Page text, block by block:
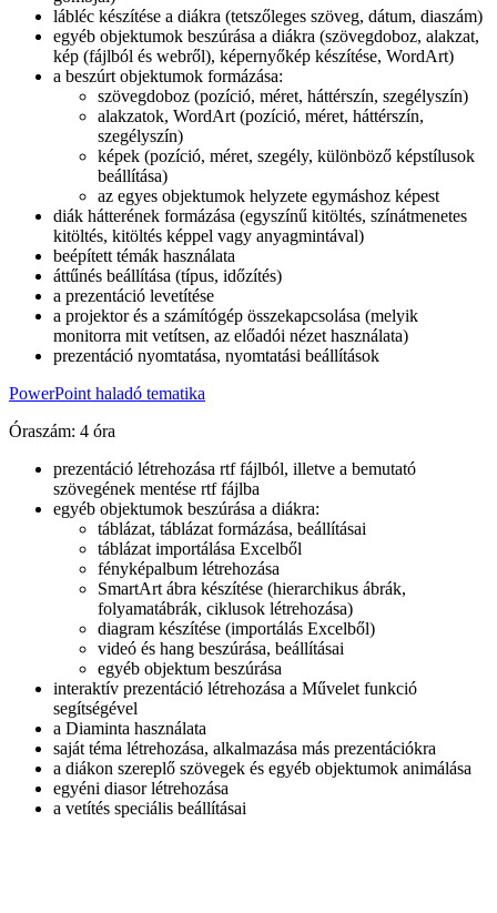
lábléc készítése a diákra (tetszőleges szöveg, dátum, diaszám)
egyéb objektumok beszúrása a diákra (szövegdoboz, alakzat,
kép (fájlból és webről), képernyőkép készítése, WordArt)
a beszúrt objektumok formázása:
szövegdoboz (pozíció, méret, háttérszín, szegélyszín)
alakzatok, WordArt (pozíció, méret, háttérszín,
szegélyszín)
képek (pozíció, méret, szegély, különböző képstílusok
beállítása)
az egyes objektumok helyzete egymáshoz képest
diák hátterének formázása (egyszínű kitöltés, színátmenetes
kitöltés, kitöltés képpel vagy anyagmintával)
beépített témák használata
áttűnés beállítása (típus, időzítés)
a prezentáció levetítése
a projektor és a számítógép összekapcsolása (melyik
monitorra mit vetítsen, az előadói nézet használata)
prezentáció nyomtatása, nyomtatási beállítások
PowerPoint haladó tematika
Óraszám: 4 óra
prezentáció létrehozása rtf fájlból, illetve a bemutató
szövegének mentése rtf fájlba
egyéb objektumok beszúrása a diákra:
táblázat, táblázat formázása, beállításai
táblázat importálása Excelből
fényképalbum létrehozása
SmartArt ábra készítése (hierarchikus ábrák,
folyamatábrák, ciklusok létrehozása)
diagram készítése (importálás Excelből)
videó és hang beszúrása, beállításai
egyéb objektum beszúrása
interaktív prezentáció létrehozása a Művelet funkció
segítségével
a Diaminta használata
saját téma létrehozása, alkalmazása más prezentációkra
a diákon szereplő szövegek és egyéb objektumok animálása
egyéni diasor létrehozása
a vetítés speciális beállításai